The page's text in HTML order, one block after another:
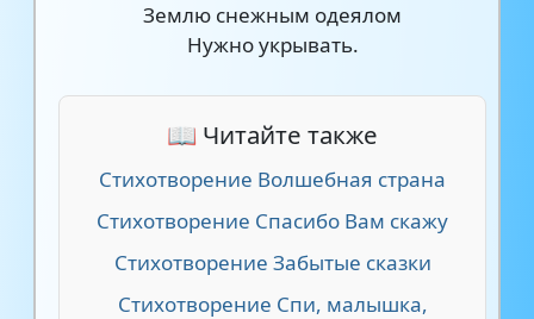
Землю снежным одеялом
Нужно укрывать.
📖 Читайте также
Стихотворение Волшебная страна
Стихотворение Спасибо Вам скажу
Стихотворение Забытые сказки
Стихотворение Спи, малышка,